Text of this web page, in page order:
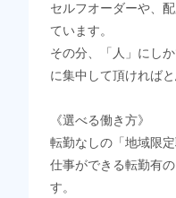
セルフオーダーや、
ています。
その分、「人」にし
に集中して頂ければと
《選べる働き方》
転勤なしの「地域限
仕事ができる転勤有
す。